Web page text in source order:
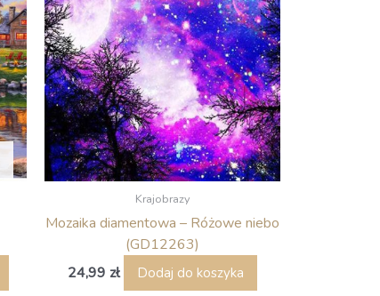
Krajobrazy
Mozaika diamentowa – Różowe niebo
(GD12263)
24,99 zł Dodaj do koszyka